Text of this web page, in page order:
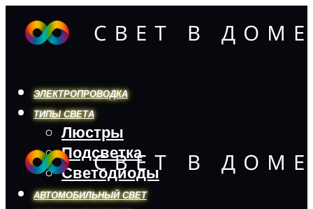
ЭЛЕКТРОПРОВОДКА
ТИПЫ СВЕТА
Люстры
Подсветка
Светодиоды
АВТОМОБИЛЬНЫЙ СВЕТ